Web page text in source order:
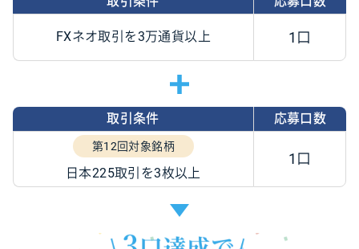
FXネオ取引を3万通貨以上 1口
取引条件 応募口数
第12回対象銘柄
日本225取引を3枚以上
1口